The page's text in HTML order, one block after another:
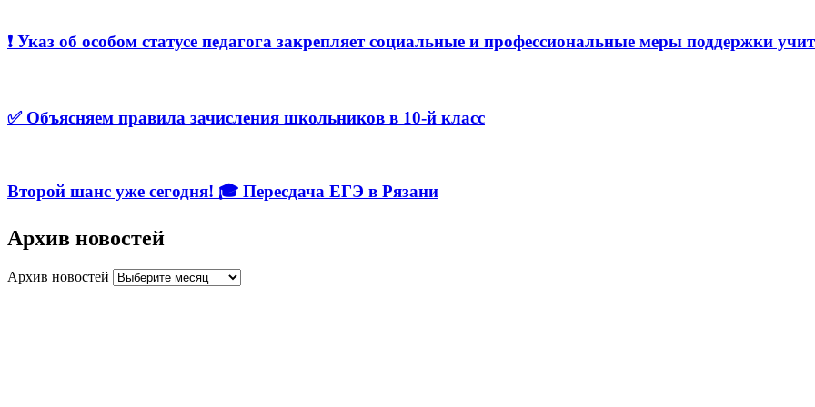
❗️ Указ об особом статусе педагога закрепляет социальные и профессиональные меры поддержки
✅ Объясняем правила зачисления школьников в 10-й класс
Второй шанс уже сегодня! 🎓 Пересдача ЕГЭ в Рязани
Архив новостей
Архив новостей